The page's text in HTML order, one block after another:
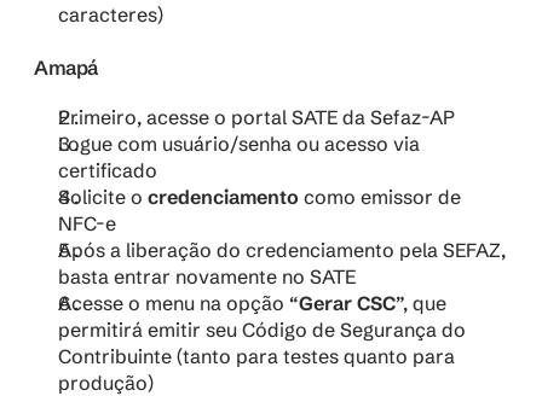
caracteres)
Amapá
Primeiro, acesse o portal SATE da Sefaz-AP
Logue com usuário/senha ou acesso via
certificado
Solicite o credenciamento como emissor de
NFC-e
Após a liberação do credenciamento pela SEFAZ,
basta entrar novamente no SATE
Acesse o menu na opção “Gerar CSC”, que
permitirá emitir seu Código de Segurança do
Contribuinte (tanto para testes quanto para
produção)